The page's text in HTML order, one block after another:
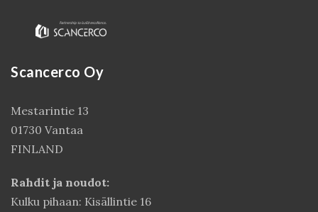
Scancerco Oy
Mestarintie 13
01730 Vantaa
FINLAND
Rahdit ja noudot:
Kulku pihaan: Kisällintie 16